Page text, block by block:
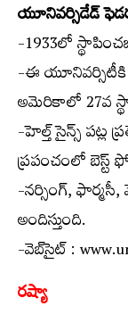
యూనివర్సిడేడ్
-1933లో
-ఈ
అమెరికాలో 27వ
-హెల్త్ సైన్స్ పట్ల
ప్రపంచంలో బెస్ట్
-నర్సింగ్,
అందిస్తుంది.
-వెబ్‌సైట్ :
రష్యా